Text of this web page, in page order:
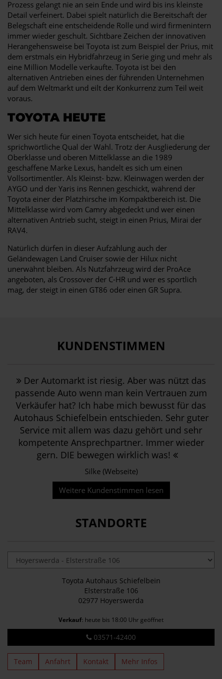
Prozess gelangt nie an sein Ende und wird bis ins kleinste
Detail verfeinert. Dabei spielt natürlich die Bereitschaft der
Belegschaft eine entscheidende Rolle und wird firmenintern
immer wieder geschult. Sichtbare Zeichen der innovativen
Herangehensweise bei Toyota ist zum Beispiel der Prius, mit
dem erstmals ein Hybridfahrzeug in Serie ging und mehr als
eine Million Modelle verkaufte. Toyota ist bei den
alternativen Antrieben eines der führenden Unternehmen
auf dem Weltmarkt und eilt der Konkurrenz zum Teil weit
voraus.
TOYOTA HEUTE
Wer sich heute für einen Toyota entscheidet, hat die
sprichwörtliche Qual der Wahl. Trotz der Ausgliederung der
Oberklasse und oberen Mittelklasse an die 1989
geschaffene Marke Lexus, handelt es sich um einen
Vollsortimentler. Als Kleinst- bzw. Kleinwagen werden der
AYGO und der Yaris ins Rennen geschickt, während der
Toyota einer der Platzhirsche im Kompaktbereich ist. Die
Mittelklasse wird vom Camry abgedeckt und wer einen
alternativen Antrieb sucht, steigt in einen Prius, Mirai der
RAV4.
Natürlich dürfen in dieser Aufzählung auch der
Geländewagen Land Cruiser sowie der Hilux nicht
unerwähnt bleiben. Als Nutzfahrzeug wird der ProAce
angeboten, als Crossover der C-HR und wer es sportlich
mag, der steigt in einen GT86 oder einen GR Supra.
KUNDENSTIMMEN
Der Automarkt ist riesig. Aber was nützt das
passende Auto wenn man kein Vertrauen zum
Verkäufer hat? Ich habe mich bewusst für das
Autohaus Schiefelbein entschieden. Sehr guter
Service mit allem was dazu gehört und sehr
kompetente Ansprechpartner. Immer wieder
gern. DIE bewegen wirklich was!
Silke (Webseite)
Weitere Kundenstimmen lesen
STANDORTE
Toyota Autohaus Schiefelbein
Elsterstraße 106
02977 Hoyerswerda
Verkauf: heute bis 18:00 Uhr geöffnet
03571-42400
Team Anfahrt Kontakt Mehr Infos